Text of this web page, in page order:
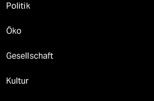
Politik
Öko
Gesellschaft
Kultur